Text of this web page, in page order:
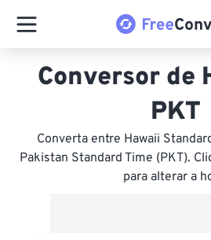
Conversor de
PKT
Converta entre Hawaii
Pakistan Standard Time (PKT).
para alterar a